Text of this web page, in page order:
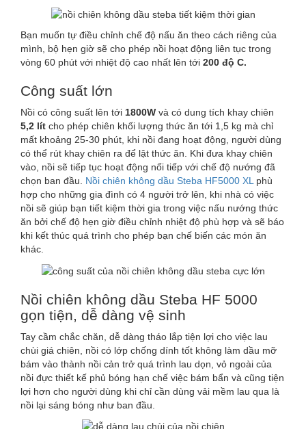
Bạn muốn tự điều chỉnh chế độ nấu ăn theo cách riêng của
mình, bộ hẹn giờ sẽ cho phép nồi hoạt động liên tục trong
vòng 60 phút với nhiệt độ cao nhất lên tới 200 độ C.
Công suất lớn
Nồi có công suất lên tới 1800W và có dung tích khay chiên
5,2 lít cho phép chiên khối lượng thức ăn tới 1,5 kg mà chỉ
mất khoảng 25-30 phút, khi nồi đang hoạt động, người dùng
có thể rút khay chiên ra để lật thức ăn. Khi đưa khay chiên
vào, nồi sẽ tiếp tục hoạt động nối tiếp với chế độ nướng đã
chọn ban đầu. Nồi chiên không dầu Steba HF5000 XLphù
hợp cho những gia đình có 4 người trở lên, khi nhà có việc
nồi sẽ giúp bạn tiết kiệm thời gia trong việc nấu nướng thức
ăn bởi chế độ hẹn giờ điều chỉnh nhiệt độ phù hợp và sẽ báo
khi kết thúc quá trình cho phép bạn chế biến các món ăn
khác.
Nồi chiên không dầu Steba HF 5000
gọn tiện, dễ dàng vệ sinh
Tay cầm chắc chăn, dễ dàng tháo lắp tiện lợi cho việc lau
chùi giá chiên, nồi có lớp chống dính tốt không làm dầu mỡ
bám vào thành nồi cản trở quá trình lau dọn, vỏ ngoài của
nồi đực thiết kế phủ bóng hạn chế việc bám bẩn và cũng tiện
lợi hơn cho người dùng khi chỉ cần dùng vải mềm lau qua là
nồi lại sáng bóng như ban đầu.